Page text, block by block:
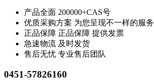
产品全面 200000+CAS号
优质采购方案 为您呈现不一样的服务
正品保障 正品保障 提供发票
急速物流 及时发货
售后无忧 专业售后团队
0451-57826160